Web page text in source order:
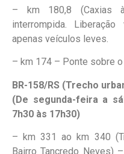
– km 180,8 (Caxias
interrompida.
apenas veículos leves.
– km 174 – Ponte sobre
BR-158/RS (Trecho
(De segunda-feira a
7h30 às 17h30)
– km 331 ao km 340
Bairro Tancredo Neves)